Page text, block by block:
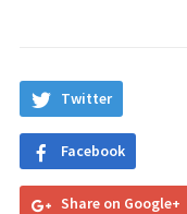
Twitter
Facebook
Share on Google+